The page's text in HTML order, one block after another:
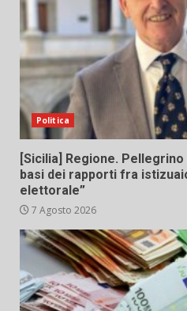
Politica
[Sicilia] Regione.
basi dei rapporti fra
elettorale”
7 Agosto 2026